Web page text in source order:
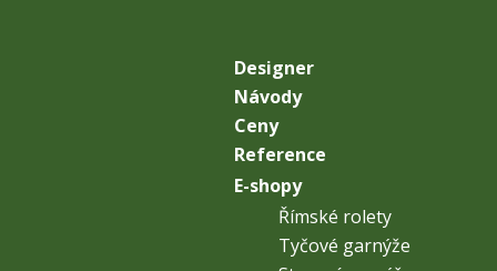
Designer
Návody
Ceny
Reference
E-shopy
Římské rolety
Tyčové garnýže